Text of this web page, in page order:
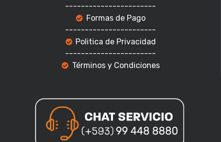
-----------------------
Formas de Pago
-----------------------
Politica de Privacidad
-----------------------
Términos y Condiciones